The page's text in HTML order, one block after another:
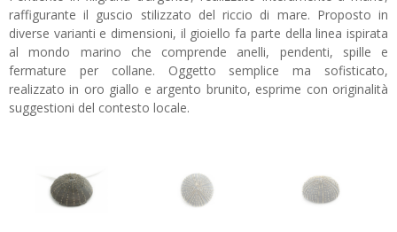
raffigurante il guscio stilizzato del riccio di mare. Proposto in
diverse varianti e dimensioni, il gioiello fa parte della linea ispirata
al mondo marino che comprende anelli, pendenti, spille e
fermature per collane. Oggetto semplice ma sofisticato,
realizzato in oro giallo e argento brunito, esprime con originalità
suggestioni del contesto locale.